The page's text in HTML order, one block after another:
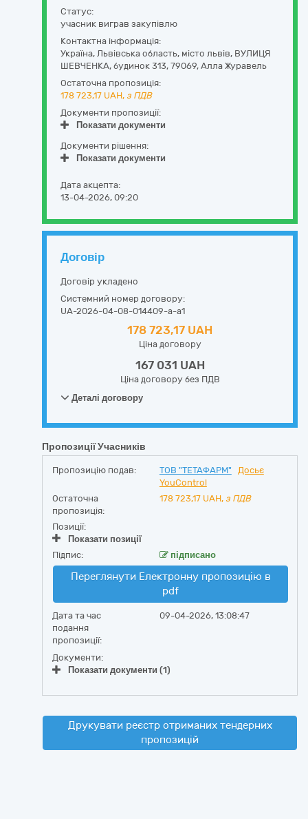
Статус:
учасник виграв закупівлю
Контактна інформація:
Україна, Львівська область, місто львів, ВУЛИЦЯ
ШЕВЧЕНКА, будинок 313, 79069, Алла Журавель
Остаточна пропозиція:
178 723,17 UAH, з ПДВ
Документи пропозиції:
Показати документи
Документи рішення:
Показати документи
Дата акцепта:
13-04-2026, 09:20
Договір
Договір укладено
Системний номер договору:
UA-2026-04-08-014409-a-a1
178 723,17 UAH
Ціна договору
167 031 UAH
Ціна договору без ПДВ
Деталі договору
Пропозиції Учасників
Пропозицію подав: ТОВ "ТЕТАФАРМ"
Досьє
YouControl
Остаточна
пропозиція:
178 723,17 UAH, з ПДВ
Позиції:
Показати позиції
Підпис:
підписано
Переглянути Електронну пропозицію в
pdf
Дата та час
подання
пропозиції:
09-04-2026, 13:08:47
Документи:
Показати документи (1)
Друкувати реєстр отриманих тендерних
пропозицій